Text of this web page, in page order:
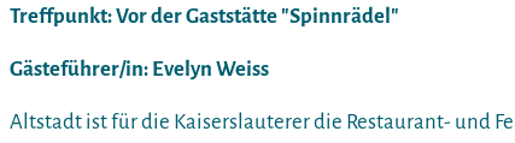
Treffpunkt: Vor der Gaststätte "Spinnrädel"
Gästeführer/in: Evelyn Weiss
Altstadt ist für die Kaiserslauterer die Restaurant- und